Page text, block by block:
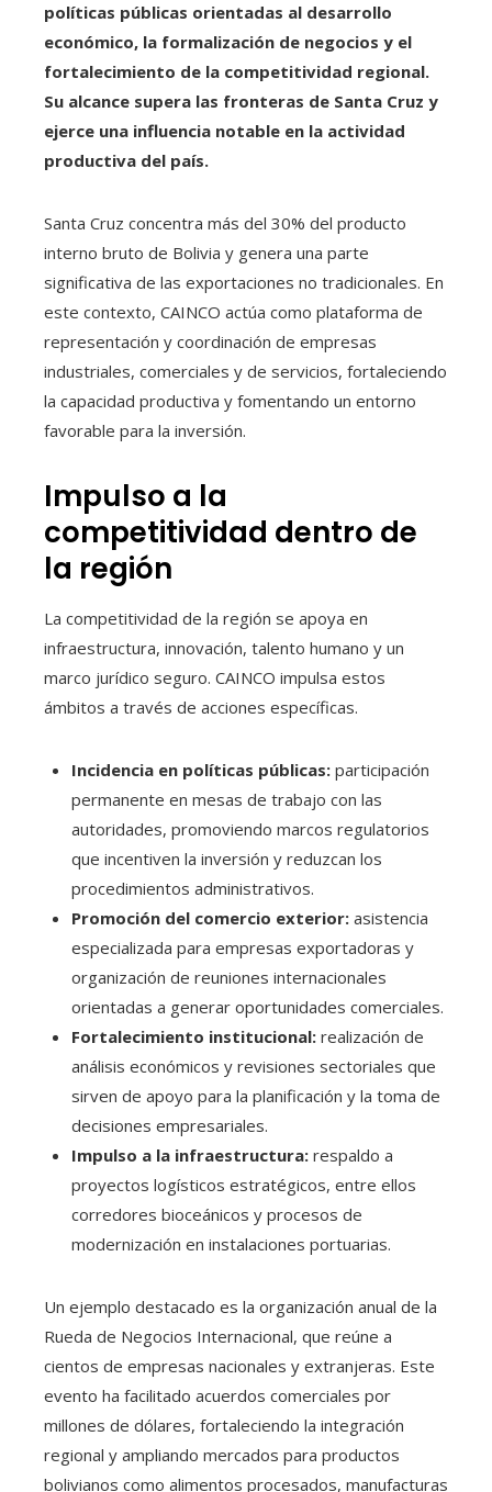
políticas públicas orientadas al desarrollo
económico, la formalización de negocios y el
fortalecimiento de la competitividad regional.
Su alcance supera las fronteras de Santa Cruz y
ejerce una influencia notable en la actividad
productiva del país.
Santa Cruz concentra más del 30% del producto
interno bruto de Bolivia y genera una parte
significativa de las exportaciones no tradicionales. En
este contexto, CAINCO actúa como plataforma de
representación y coordinación de empresas
industriales, comerciales y de servicios, fortaleciendo
la capacidad productiva y fomentando un entorno
favorable para la inversión.
Impulso a la
competitividad dentro de
la región
La competitividad de la región se apoya en
infraestructura, innovación, talento humano y un
marco jurídico seguro. CAINCO impulsa estos
ámbitos a través de acciones específicas.
Incidencia en políticas públicas: participación
permanente en mesas de trabajo con las
autoridades, promoviendo marcos regulatorios
que incentiven la inversión y reduzcan los
procedimientos administrativos.
Promoción del comercio exterior: asistencia
especializada para empresas exportadoras y
organización de reuniones internacionales
orientadas a generar oportunidades comerciales.
Fortalecimiento institucional: realización de
análisis económicos y revisiones sectoriales que
sirven de apoyo para la planificación y la toma de
decisiones empresariales.
Impulso a la infraestructura: respaldo a
proyectos logísticos estratégicos, entre ellos
corredores bioceánicos y procesos de
modernización en instalaciones portuarias.
Un ejemplo destacado es la organización anual de la
Rueda de Negocios Internacional, que reúne a
cientos de empresas nacionales y extranjeras. Este
evento ha facilitado acuerdos comerciales por
millones de dólares, fortaleciendo la integración
regional y ampliando mercados para productos
bolivianos como alimentos procesados, manufacturas